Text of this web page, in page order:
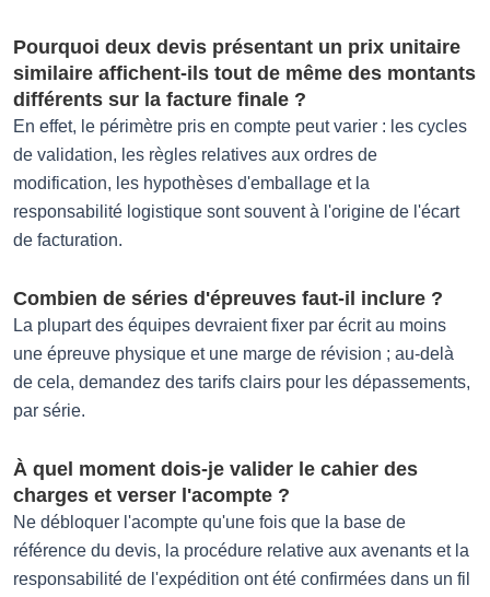
Pourquoi deux devis présentant un prix unitaire
similaire affichent-ils tout de même des montants
différents sur la facture finale ?
En effet, le périmètre pris en compte peut varier : les cycles
de validation, les règles relatives aux ordres de
modification, les hypothèses d'emballage et la
responsabilité logistique sont souvent à l'origine de l'écart
de facturation.
Combien de séries d'épreuves faut-il inclure ?
La plupart des équipes devraient fixer par écrit au moins
une épreuve physique et une marge de révision ; au-delà
de cela, demandez des tarifs clairs pour les dépassements,
par série.
À quel moment dois-je valider le cahier des
charges et verser l'acompte ?
Ne débloquer l'acompte qu'une fois que la base de
référence du devis, la procédure relative aux avenants et la
responsabilité de l'expédition ont été confirmées dans un fil